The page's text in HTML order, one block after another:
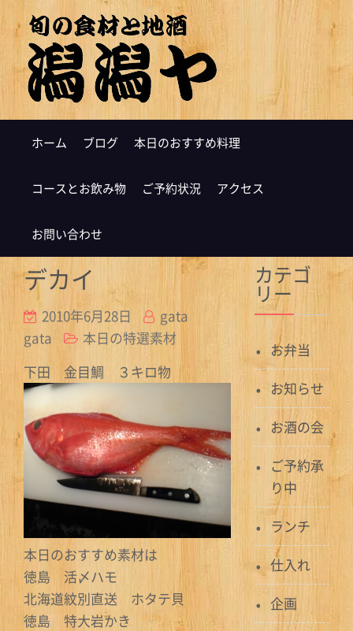
ホーム ブログ 本日のおすすめ料理
コースとお飲み物 ご予約状況 アクセス
お問い合わせ
デカイ
2010年6月28日
gata
gata
本日の特選素材
下田 金目鯛 ３キロ物
本日のおすすめ素材は
徳島 活〆ハモ
北海道紋別直送 ホタテ貝
徳島 特大岩かき
カテゴ
リー
お弁当
お知らせ
お酒の会
ご予約承
り中
ランチ
仕入れ
企画